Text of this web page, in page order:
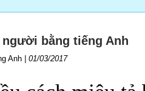
bằng tiếng Anh
Anh 01/03/2017